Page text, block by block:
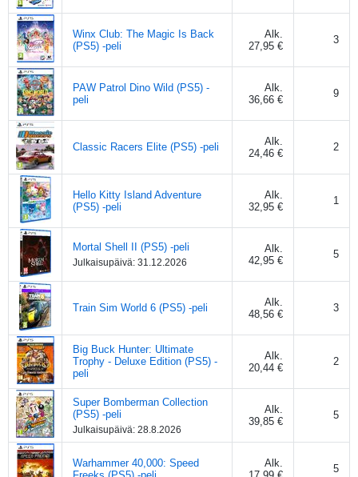
Winx Club: The Magic Is Back
(PS5) -peli
Alk.
27,95 €
3
PAW Patrol Dino Wild (PS5) -
peli
Alk.
36,66 €
9
Classic Racers Elite (PS5) -peli
Alk.
24,46 €
2
Hello Kitty Island Adventure
(PS5) -peli
Alk.
32,95 €
1
Mortal Shell II (PS5) -peli
Julkaisupäivä: 31.12.2026
Alk.
42,95 €
5
Train Sim World 6 (PS5) -peli
Alk.
48,56 €
3
Big Buck Hunter: Ultimate
Trophy - Deluxe Edition (PS5) -
peli
Alk.
20,44 €
2
Super Bomberman Collection
(PS5) -peli
Julkaisupäivä: 28.8.2026
Alk.
39,85 €
5
Warhammer 40,000: Speed
Alk.
5